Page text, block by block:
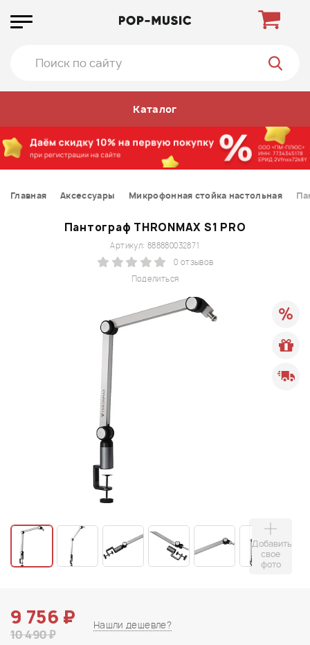
Каталог
Главная Аксессуары Микрофонная стойка настольная
Пантограф THRONMAX S1 PRO
Поделиться
Артикул: 888880032871
0 отзывов
Добавить
свое
фото
9 756 ₽
10 490 ₽
Нашли дешевле?